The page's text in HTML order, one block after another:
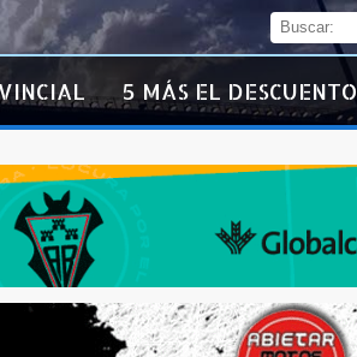
5 MÁS EL DESCUENTO